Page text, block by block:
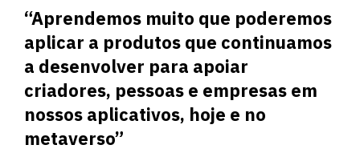
“Aprendemos muito que poderemos
aplicar a produtos que continuamos
a desenvolver para apoiar
criadores, pessoas e empresas em
nossos aplicativos, hoje e no
metaverso”